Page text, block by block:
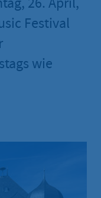
Festival
wie